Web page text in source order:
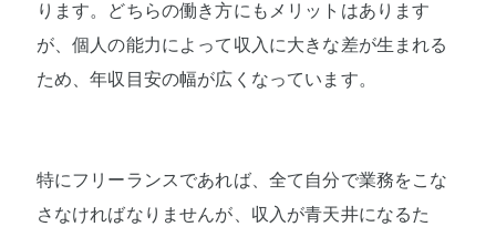
ります。どちらの働き方にもメリットはあります
が、個人の能力によって収入に大きな差が生まれる
ため、年収目安の幅が広くなっています。
特にフリーランスであれば、全て自分で業務をこな
さなければなりませんが、収入が青天井になるた